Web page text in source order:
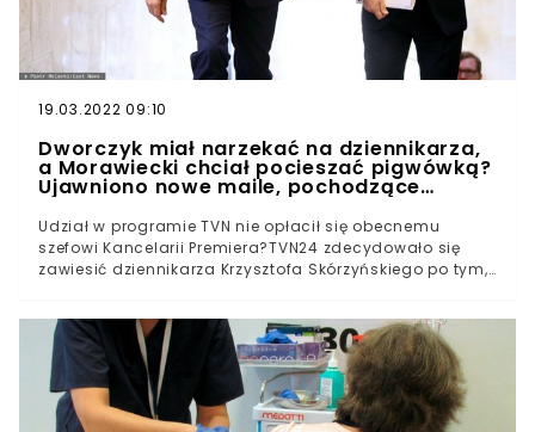
19.03.2022 09:10
Dworczyk miał narzekać na dziennikarza,
a Morawiecki chciał pocieszać pigwówką?
Ujawniono nowe maile, pochodzące
rzekomo od członków rządu
Udział w programie TVN nie opłacił się obecnemu
szefowi Kancelarii Premiera?TVN24 zdecydowało się
zawiesić dziennikarza Krzysztofa Skórzyńskiego po tym,
się, że nie wszystkie "porady" miały być trafne.